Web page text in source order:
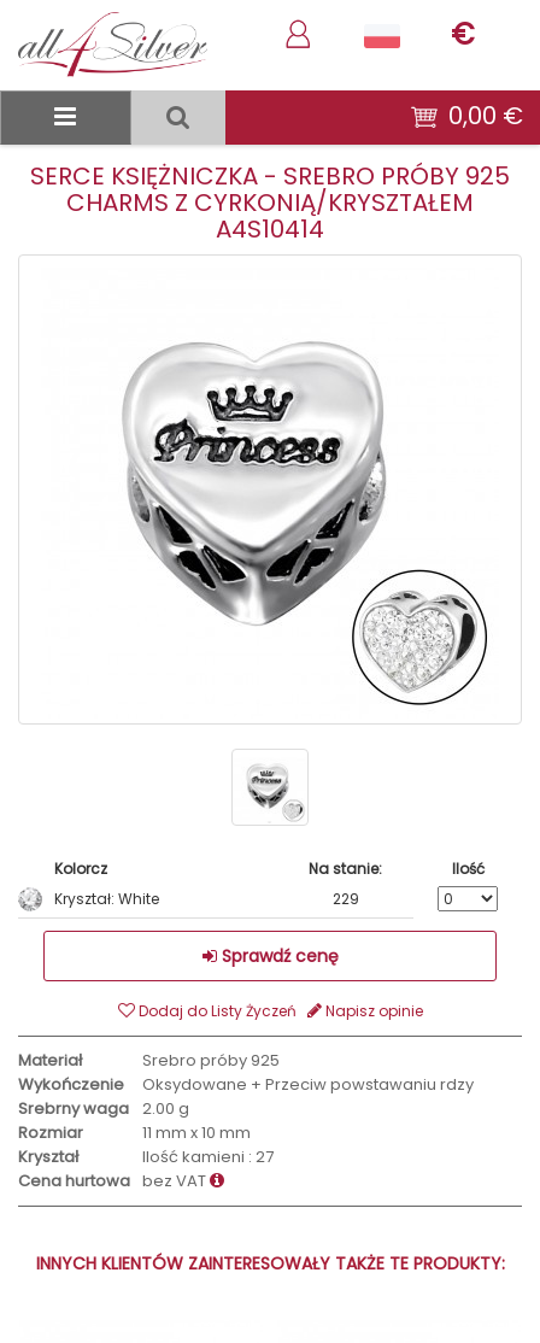
€
0,00 €
SERCE KSIĘŻNICZKA - SREBRO PRÓBY 925
CHARMS Z CYRKONIĄ/KRYSZTAŁEM
A4S10414
Kolorcz Na stanie:
Ilość
Kryształ: White
229
Sprawdź cenę
Dodaj do Listy Życzeń Napisz opinie
Materiał
Srebro próby 925
Wykończenie
Oksydowane + Przeciw powstawaniu rdzy
Srebrny waga 2.00 g
Rozmiar
11 mm x 10 mm
Kryształ
Ilość kamieni : 27
Cena hurtowa bez VAT
INNYCH KLIENTÓW ZAINTERESOWAŁY TAKŻE TE PRODUKTY: